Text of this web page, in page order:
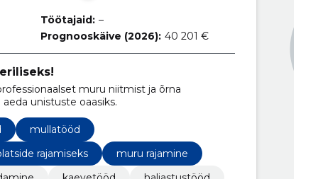
Töötajaid: –
Prognooskäive (2026): 40 201 €
muru niitmist ja õrna
unistuste oaasiks.
mullatööd
rajamiseks
muru rajamine